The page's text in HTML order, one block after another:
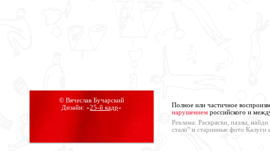
© Вячеслав Бучарский
Дизайн: «25-й кадр»
Полное или частичное
нарушением российского и
Реклама: Раскраски, пазлы,
стало" и старинные фото Калуги